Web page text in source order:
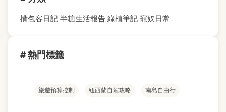
揹包客日記 半糖生活報告 綠植筆記 寵奴日常
# 熱門標籤
旅遊預算控制 紐西蘭自駕攻略 南島自由行